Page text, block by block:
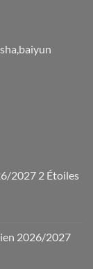
2027 2 Étoiles
2026/2027